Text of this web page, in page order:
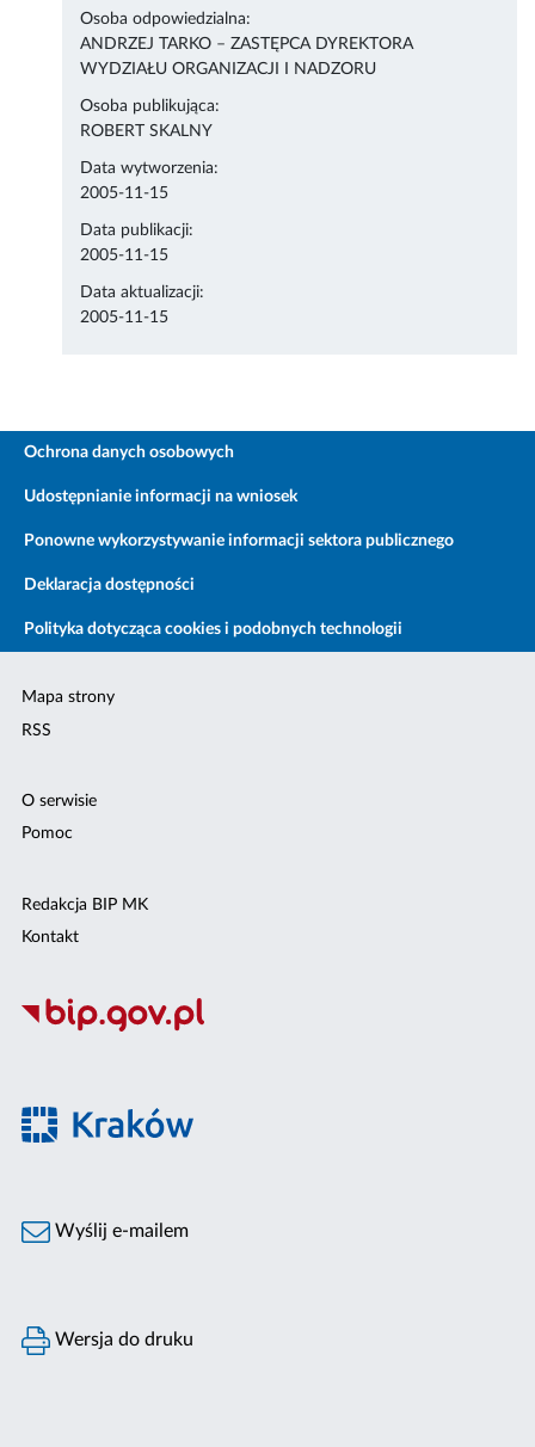
Osoba odpowiedzialna:
ANDRZEJ TARKO – ZASTĘPCA DYREKTORA
WYDZIAŁU ORGANIZACJI I NADZORU
Osoba publikująca:
ROBERT SKALNY
Data wytworzenia:
2005-11-15
Data publikacji:
2005-11-15
Data aktualizacji:
2005-11-15
Ochrona danych osobowych
Udostępnianie informacji na wniosek
Ponowne wykorzystywanie informacji sektora publicznego
Deklaracja dostępności
Polityka dotycząca cookies i podobnych technologii
Mapa strony
RSS
O serwisie
Pomoc
Redakcja BIP MK
Kontakt
Wyślij e-mailem
Wersja do druku